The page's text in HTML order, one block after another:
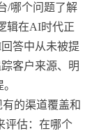
/哪个问题了解
辑在AI时代正
答中从未被提
客户来源、明
的渠道覆盖和
评估：在哪个